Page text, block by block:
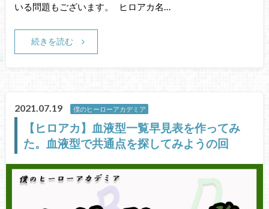
いる問題もございます。 ヒロアカ名…
続きを読む
2021.07.19 僕のヒーローアカデミア
【ヒロアカ】血液型一覧早見表を作ってみ
た。血液型で共通点を探してみようの回